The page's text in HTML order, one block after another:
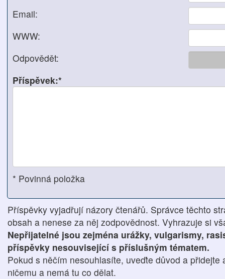
Email:
WWW:
Odpovědět:
Příspěvek:*
* Povinná položka
Příspěvky vyjadřují názory čtenářů. Správce těchto
obsah a nenese za něj zodpovědnost. Vyhrazuje si
Nepřijatelné jsou zejména urážky, vulgarismy,
příspěvky nesouvisející s příslušným tématem.
Pokud s něčím nesouhlasíte, uveďte důvod a přidejte
ničemu a nemá tu co dělat.